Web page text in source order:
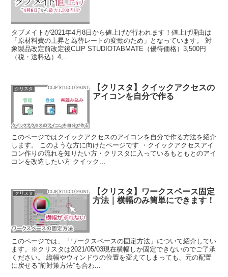
タブメイトが2021年4月8日から値上げが行われます！値上げ理由は
「原材料費の上昇と為替レートの変動のため」となっています。 対
象製品改定前改定後CLIP STUDIOTABMATE（優待価格）3,500円
（税・送料込）4,...
クリスタ
【クリスタ】クイックアクセスの
アイコンを自分で作る
このページではクイックアクセスのアイコンを自分で作る方法を紹介
します。 このような方に向けたページです ・クイックアクセスアイ
コン作りの流れを知りたい方・クリスタに入っているもともとのアイ
コンを改造したい方 クイック...
クリスタ
【クリスタ】ワークスペース固定
方法｜横幅のみ簡単にできます！
このページでは、「ワークスペースの固定方法」について紹介してい
ます。※クリスタは2021/05/03現在横幅しか固定できないのでご了承
ください。 縦幅やウィンドウの位置を変えてしまっても、元の配置
に戻せる”前対策方法”も合わ...